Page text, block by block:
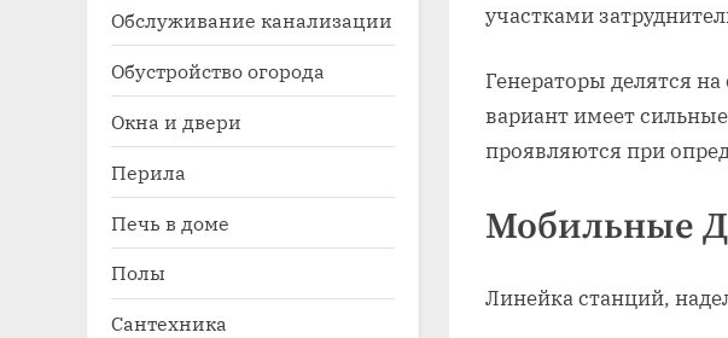
участками
Генераторы делятся
вариант имеет
проявляются при
Мобильные
Линейка станций,
Обслуживание канализации
Обустройство огорода
Окна и двери
Перила
Печь в доме
Полы
Сантехника